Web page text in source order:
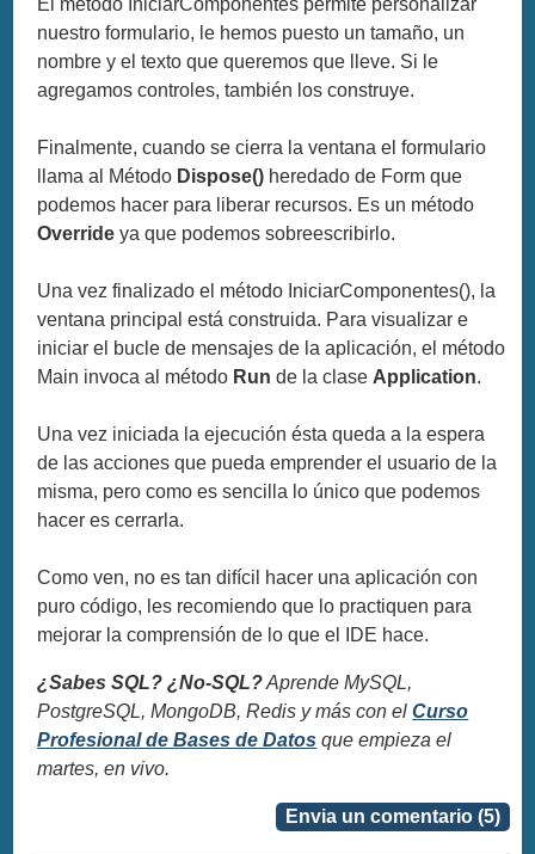
El método IniciarComponentes permite personalizar
nuestro formulario, le hemos puesto un tamaño, un
nombre y el texto que queremos que lleve. Si le
agregamos controles, también los construye.
Finalmente, cuando se cierra la ventana el formulario
llama al Método Dispose() heredado de Form que
podemos hacer para liberar recursos. Es un método
Override ya que podemos sobreescribirlo.
Una vez finalizado el método IniciarComponentes(), la
ventana principal está construida. Para visualizar e
iniciar el bucle de mensajes de la aplicación, el método
Main invoca al método Run de la clase Application.
Una vez iniciada la ejecución ésta queda a la espera
de las acciones que pueda emprender el usuario de la
misma, pero como es sencilla lo único que podemos
hacer es cerrarla.
Como ven, no es tan difícil hacer una aplicación con
puro código, les recomiendo que lo practiquen para
mejorar la comprensión de lo que el IDE hace.
¿Sabes SQL? ¿No-SQL?Aprende MySQL,
PostgreSQL, MongoDB, Redis y más con elCurso
Profesional de Bases de Datos que empieza el
martes, en vivo.
Envia un comentario (5)